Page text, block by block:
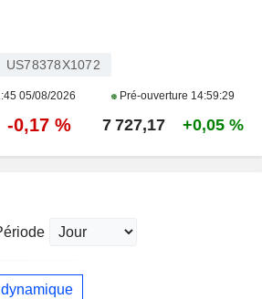
US78378X1072
05/08/2026 Pré-ouverture 14:59:29
-0,17 % 7 727,17 +0,05 %